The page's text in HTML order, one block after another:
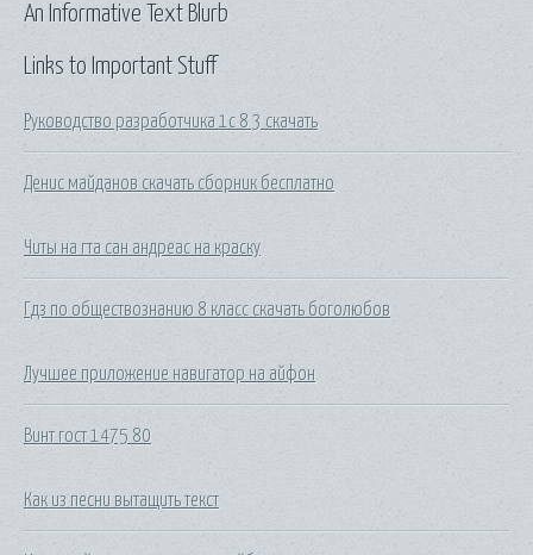
Links to Important Stuff
Руководство разработчика 1с 8 3 скачать
Денис майданов скачать сборник бесплатно
Читы на гта сан андреас на краску
Гдз по обществознанию 8 класс скачать боголюбов
Лучшее приложение навигатор на айфон
Винт гост 1475 80
Как из песни вытащить текст
An Informative Text Blurb